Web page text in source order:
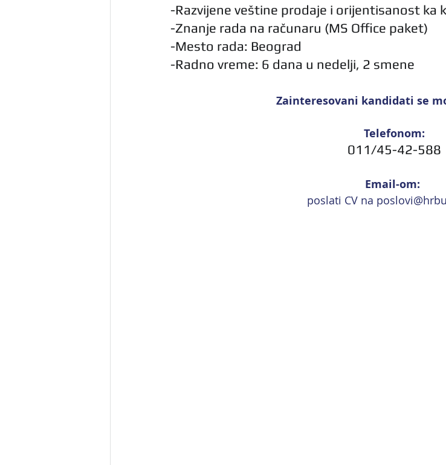
-Razvijene veštine prodaje i orijentisanost ka
-Znanje rada na računaru (MS Office paket)
-Mesto rada: Beograd
-Radno vreme: 6 dana u nedelji, 2 smene
Zainteresovani kandidati se
Telefonom:
011/45-42-588
Email-om:
poslati CV na p